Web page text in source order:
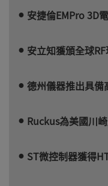
安捷倫EMPro 3D
安立知獲頒全球
德州儀器推出具備
Ruckus為美國川
ST微控制器獲得